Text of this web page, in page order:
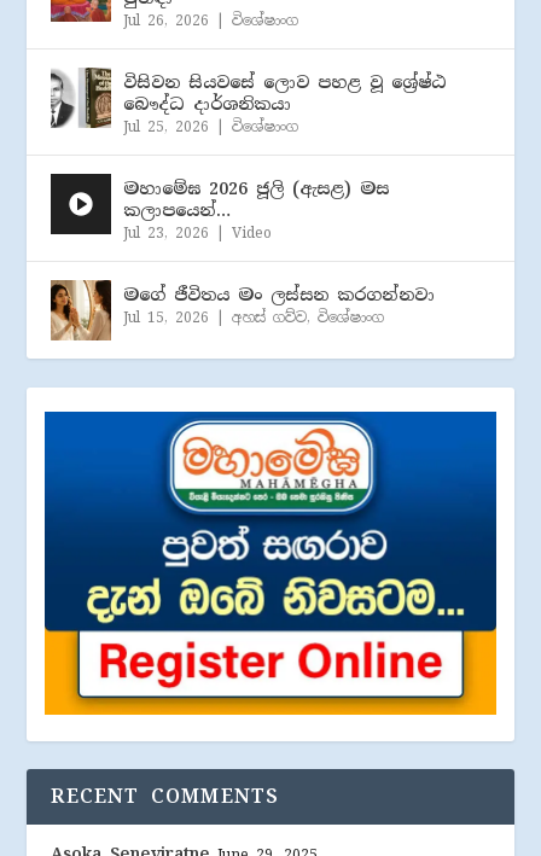
Jul 26, 2026 |විශේෂාංග
විසිවන සියවසේ ලොව පහළ වූ ශ්‍රේෂ්ඨ
බෞද්ධ දාර්ශනිකයා
Jul 25, 2026 |විශේෂාංග
මහාමේඝ 2026 ජූලි (​ඇසළ) මස
කලාපයෙන්…
Jul 23, 2026 |Video
මගේ ජීවිතය මං ලස්සන කරගන්නවා
Jul 15, 2026 |අහස් ගව්ව,විශේෂාංග
RECENT COMMENTS